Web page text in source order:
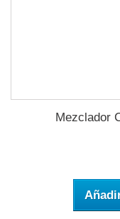
Mezclador